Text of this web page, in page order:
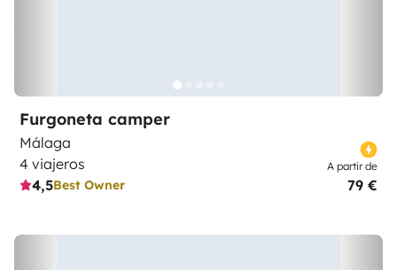
Furgoneta camper
Málaga
4 viajeros
4,5Best Owner
A partir de
79 €